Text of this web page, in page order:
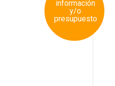
información
y/o
presupuesto